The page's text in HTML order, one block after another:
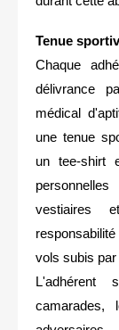
Tenue
Chaque
délivrance
médical
une tenue
un tee-shirt
vestiaires
vols subis
L'adhérent
camarades,